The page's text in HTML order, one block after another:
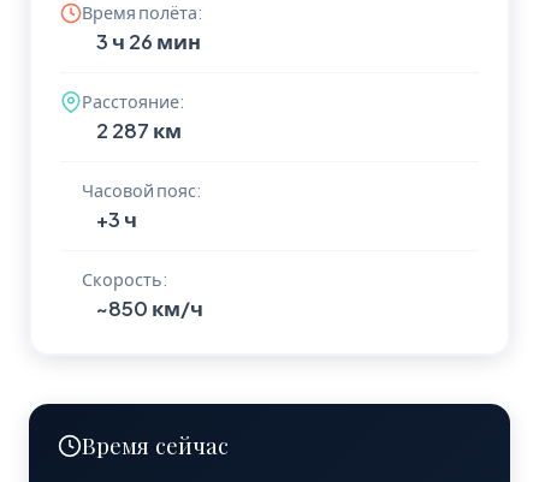
Время полёта:
3 ч 26 мин
Расстояние:
2 287 км
Часовой пояс:
+3 ч
Скорость:
~850 км/ч
Время сейчас